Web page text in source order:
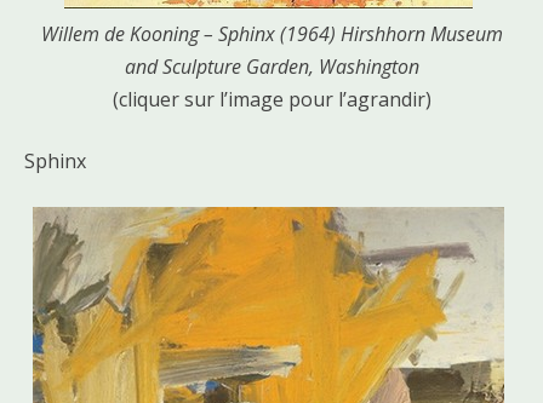
Willem de Kooning – Sphinx (1964) Hirshhorn Museum
and Sculpture Garden, Washington
(cliquer sur l’image pour l’agrandir)
Sphinx